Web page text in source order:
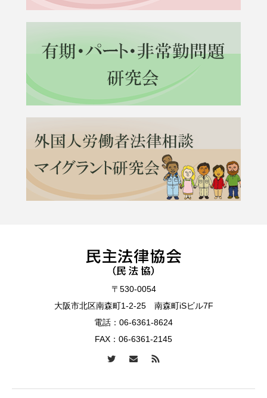
〒530-0054
大阪市北区南森町1-2-25 南森町iSビル7F
電話： 06-6361-8624
FAX：06-6361-2145